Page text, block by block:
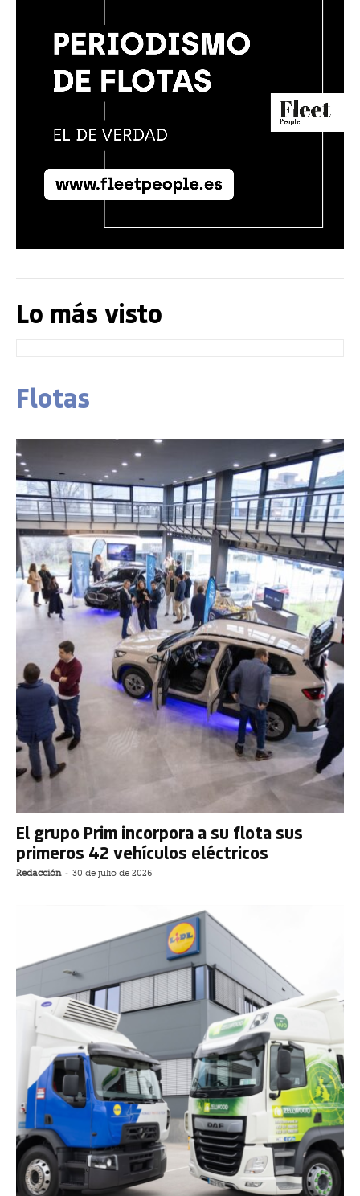
Lo más visto
Flotas
El grupo Prim incorpora a su flota sus
primeros 42 vehículos eléctricos
Redacción - 30 de julio de 2026